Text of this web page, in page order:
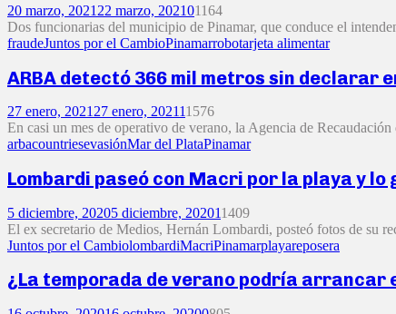
20 marzo, 2021 22 marzo, 202101164
Dos funcionarias del municipio de Pinamar, que conduce el
fraudeJuntos por el CambioPinamarrobotarjeta alimentar
ARBA detectó 366 mil metros sin declarar
27 enero, 202127 enero, 202111576
En casi un mes de operativo de verano, la Agencia de
arbacountriesevasiónMar del PlataPinamar
Lombardi paseó con Macri por la playa y
5 diciembre, 20205 diciembre, 202011409
El ex secretario de Medios, Hernán Lombardi, posteó fotos de su
Juntos por el CambiolombardiMacriPinamarplayareposera
¿La temporada de verano podría arrancar